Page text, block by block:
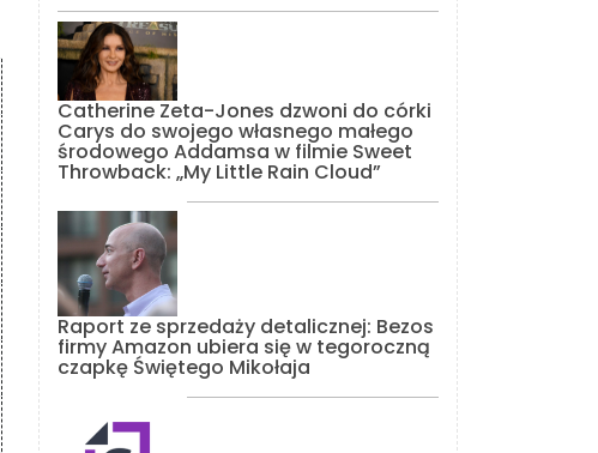
Catherine Zeta-Jones dzwoni do córki
Carys do swojego własnego małego
środowego Addamsa w filmie Sweet
Throwback: „My Little Rain Cloud”
Raport ze sprzedaży detalicznej: Bezos
firmy Amazon ubiera się w tegoroczną
czapkę Świętego Mikołaja